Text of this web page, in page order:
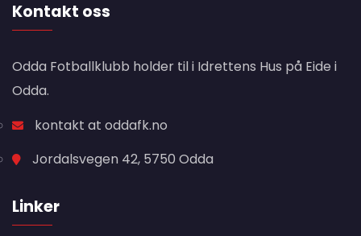
Kontakt oss
Odda Fotballklubb holder til i Idrettens Hus på Eide i
Odda.
kontakt at oddafk.no
Jordalsvegen 42, 5750 Odda
Linker